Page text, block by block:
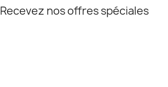
Recevez nos offres spéciales